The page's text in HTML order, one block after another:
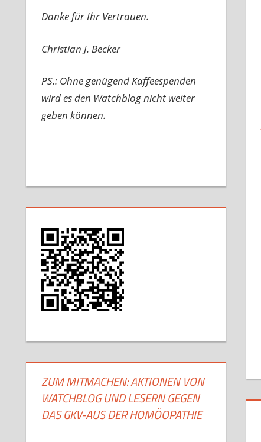
Danke für Ihr Vertrauen.
Christian J. Becker
PS.: Ohne genügend Kaffeespenden
wird es den Watchblog nicht weiter
geben können.
ZUM MITMACHEN: AKTIONEN VON
WATCHBLOG UND LESERN GEGEN
DAS GKV-AUS DER HOMÖOPATHIE